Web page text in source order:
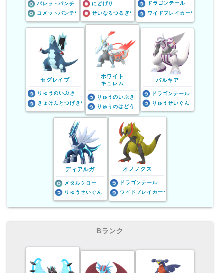
バレットパンチ
コメットパンチ*
にどげり
せいなるつるぎ*
ドラゴンテール
ワイドブレイカー*
セグレイブ
りゅうのいぶき
きょけんとつげき*
ホワイト
キュレム
りゅうのいぶき
りゅうのはどう
パルキア
ドラゴンテール
りゅうせいぐん
ディアルガ
メタルクロー
りゅうせいぐん
オノノクス
ドラゴンテール
ワイドブレイカー*
Bランク